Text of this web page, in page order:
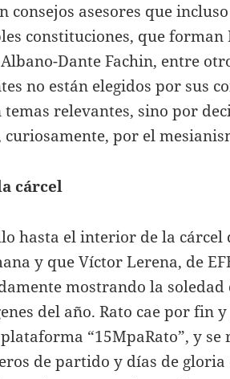
consejos asesores que
constituciones, que
Dante Fachin, entre
no están elegidos por sus
relevantes, sino por
curiosamente, por el
cárcel
hasta el interior de la cárcel
y que Víctor Lerena, de
mostrando la
del año. Rato cae por fin
“15MpaRato”, y
de partido y días de gloria